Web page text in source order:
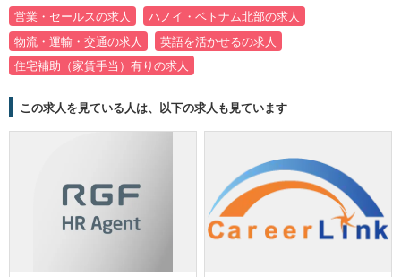
営業・セールスの求人
ハノイ・ベトナム北部の求人
物流・運輸・交通の求人
英語を活かせるの求人
住宅補助（家賃手当）有りの求人
この求人を見ている人は、以下の求人も見ています